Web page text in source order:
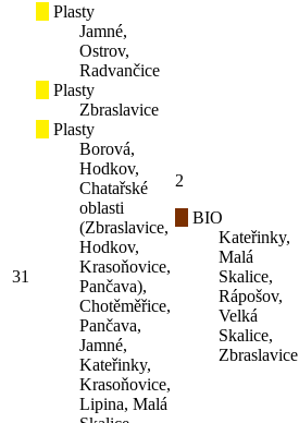
31
Plasty
Jamné,
Ostrov,
Radvančice
Plasty
Zbraslavice
Plasty
Borová,
Hodkov,
Chatařské
oblasti
(Zbraslavice,
Hodkov,
Krasoňovice,
Pančava),
Chotěměřice,
Pančava,
Jamné,
Kateřinky,
Krasoňovice,
Lipina, Malá
2
BIO
Kateřinky,
Malá
Skalice,
Rápošov,
Velká
Skalice,
Zbraslavice